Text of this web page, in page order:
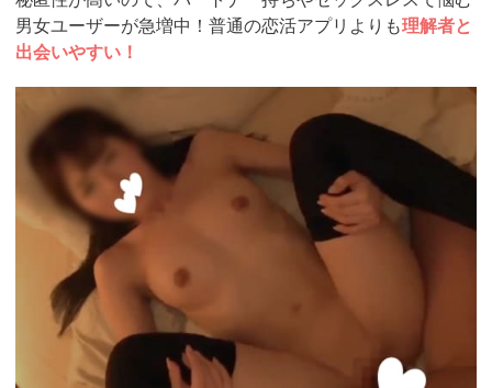
男女ユーザーが急増中！普通の恋活アプリよりも理解者と
出会いやすい！
https://pcmax.jp/lp/?
ad_id=rm307152